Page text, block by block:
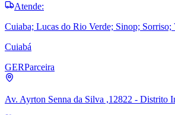
Atende:
Cuiaba; Lucas do Rio Verde; Sinop; Sorriso;
Cuiabá
GERParceira
Av. Ayrton Senna da Silva ,12822 - Distrito